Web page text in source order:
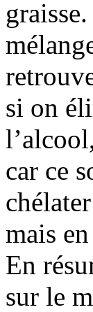
si on
car ce
mais
En
sur le